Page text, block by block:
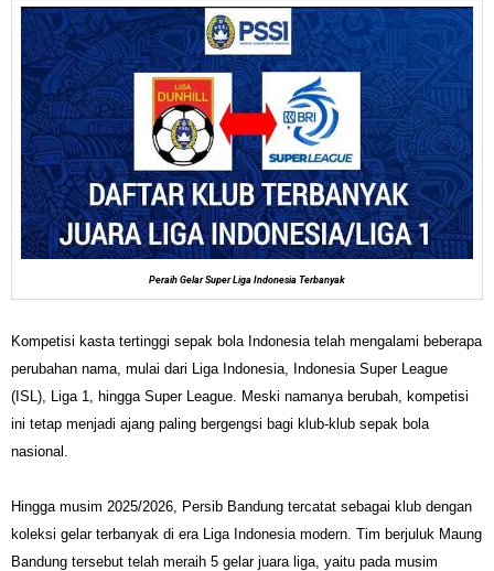
Peraih Gelar Super Liga Indonesia Terbanyak
Kompetisi kasta tertinggi sepak bola Indonesia telah mengalami beberapa
perubahan nama, mulai dari Liga Indonesia, Indonesia Super League
(ISL), Liga 1, hingga Super League. Meski namanya berubah, kompetisi
ini tetap menjadi ajang paling bergengsi bagi klub-klub sepak bola
nasional.
Hingga musim 2025/2026, Persib Bandung tercatat sebagai klub dengan
koleksi gelar terbanyak di era Liga Indonesia modern. Tim berjuluk Maung
Bandung tersebut telah meraih 5 gelar juara liga, yaitu pada musim